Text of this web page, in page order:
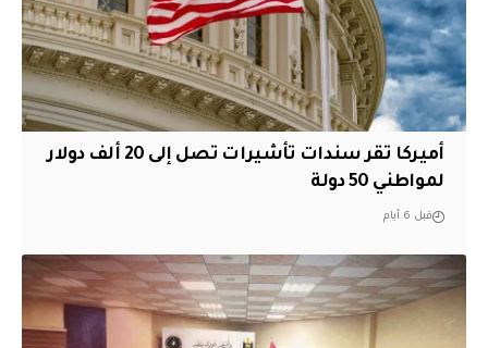
أميركا تقر سندات تأشيرات تصل إلى 20 ألف دولار
لمواطني 50 دولة
قبل 6 أيام